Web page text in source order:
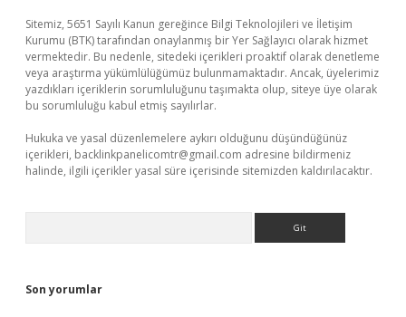
Sitemiz, 5651 Sayılı Kanun gereğince Bilgi Teknolojileri ve İletişim
Kurumu (BTK) tarafından onaylanmış bir Yer Sağlayıcı olarak hizmet
vermektedir. Bu nedenle, sitedeki içerikleri proaktif olarak denetleme
veya araştırma yükümlülüğümüz bulunmamaktadır. Ancak, üyelerimiz
yazdıkları içeriklerin sorumluluğunu taşımakta olup, siteye üye olarak
bu sorumluluğu kabul etmiş sayılırlar.
Hukuka ve yasal düzenlemelere aykırı olduğunu düşündüğünüz
içerikleri, backlinkpanelicomtr@gmail.com adresine bildirmeniz
halinde, ilgili içerikler yasal süre içerisinde sitemizden kaldırılacaktır.
Son yorumlar